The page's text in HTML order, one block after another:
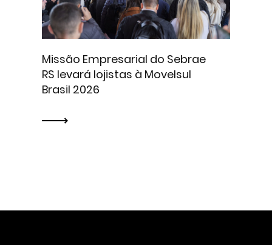
Missão Empresarial do Sebrae
RS levará lojistas à Movelsul
Brasil 2026